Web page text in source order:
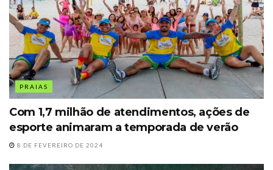
PRAIAS
Com 1,7 milhão de atendimentos, ações de
esporte animaram a temporada de verão
8 DE FEVEREIRO DE 2024